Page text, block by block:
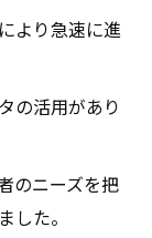
き起こす
より急速に進
の活用があり
のニーズを把
た。